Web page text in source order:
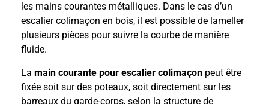
les mains courantes métalliques. Dans le cas d’un
escalier colimaçon en bois, il est possible de lameller
plusieurs pièces pour suivre la courbe de manière
fluide.
La main courante pour escalier colimaçon peut être
fixée soit sur des poteaux, soit directement sur les
barreaux du garde-corps, selon la structure de